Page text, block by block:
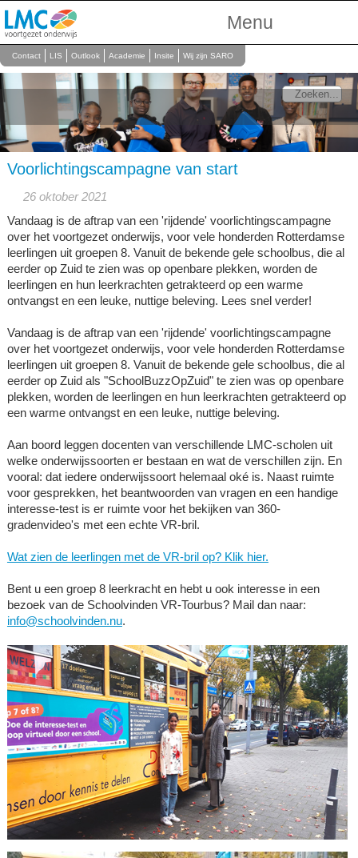
Menu
Over Ons
Scholen
Onderwijs
Personeel
Contact LIS Outlook Academie Insite Wij zijn SARO
Voorlichtingscampagne van start
26 oktober 2021
Vandaag is de aftrap van een 'rijdende' voorlichtingscampagne
over het voortgezet onderwijs, voor vele honderden Rotterdamse
leerlingen uit groepen 8. Vanuit de bekende gele schoolbus, die al
eerder op Zuid te zien was op openbare plekken, worden de
leerlingen en hun leerkrachten getrakteerd op een warme
ontvangst en een leuke, nuttige beleving. Lees snel verder!
Vandaag is de aftrap van een 'rijdende' voorlichtingscampagne
over het voortgezet onderwijs, voor vele honderden Rotterdamse
leerlingen uit groepen 8. Vanuit de bekende gele schoolbus, die al
eerder op Zuid als "SchoolBuzzOpZuid" te zien was op openbare
plekken, worden de leerlingen en hun leerkrachten getrakteerd op
een warme ontvangst en een leuke, nuttige beleving.
Aan boord leggen docenten van verschillende LMC-scholen uit
welke onderwijssoorten er bestaan en wat de verschillen zijn. En
vooral: dat iedere onderwijssoort helemaal oké is. Naast ruimte
voor gesprekken, het beantwoorden van vragen en een handige
interesse-test is er ruimte voor het bekijken van 360-
gradenvideo's met een echte VR-bril.
Wat zien de leerlingen met de VR-bril op? Klik hier.
Bent u een groep 8 leerkracht en hebt u ook interesse in een
bezoek van de Schoolvinden VR-Tourbus? Mail dan naar:
info@schoolvinden.nu.